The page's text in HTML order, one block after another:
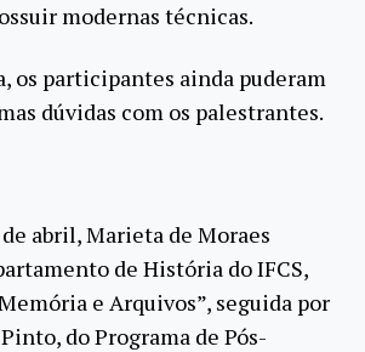
modernas técnicas.
os participantes ainda puderam
dúvidas com os palestrantes.
abril, Marieta de Moraes
de História do IFCS,
e Arquivos”, seguida por
do Programa de Pós-